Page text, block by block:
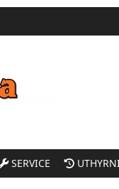
SERVICE